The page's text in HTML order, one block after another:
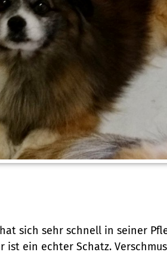
sich sehr schnell in seiner
ist ein echter Schatz.